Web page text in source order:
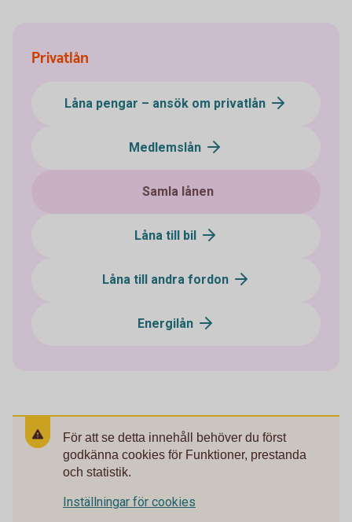
Privatlån
Låna pengar – ansök om privatlån
Medlemslån
Samla lånen
Låna till bil
Låna till andra fordon
Energilån
För att se detta innehåll behöver du först
godkänna cookies för Funktioner, prestanda
och statistik.
Inställningar för cookies